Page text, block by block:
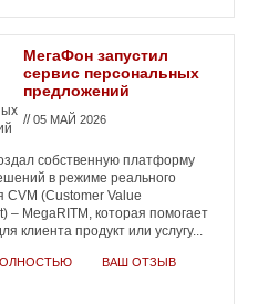
МегаФон запустил
сервис персональных
предложений
//05 МАЙ 2026
собственную платформу
в режиме реального
CVM (Customer Value
– MegaRITM, которая помогает
клиента продукт или услугу...
ВАШ ОТЗЫВ